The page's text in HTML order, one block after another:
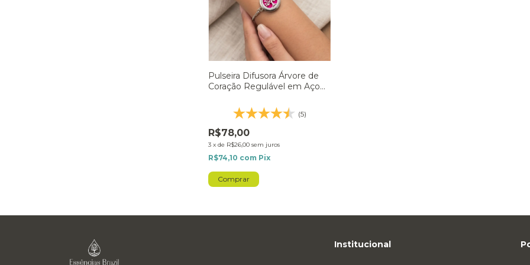
Pulseira Difusora Árvore de
Coração Regulável em Aço
(5)
R$78,00
3 xde R$26,00 sem juros
R$74,10 com Pix
Institucional